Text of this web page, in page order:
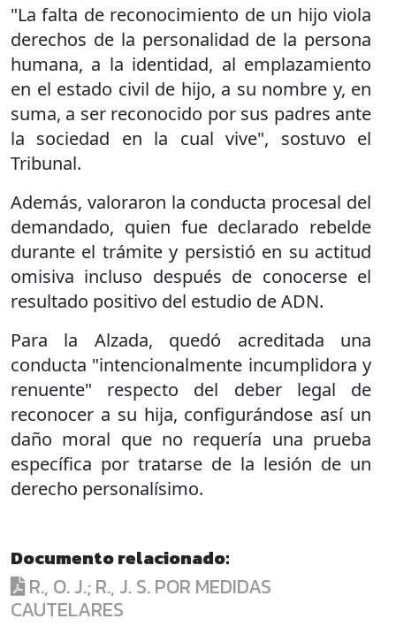
"La falta de reconocimiento de un hijo viola
derechos de la personalidad de la persona
humana, a la identidad, al emplazamiento
en el estado civil de hijo, a su nombre y, en
suma, a ser reconocido por sus padres ante
la sociedad en la cual vive", sostuvo el
Tribunal.
Además, valoraron la conducta procesal del
demandado, quien fue declarado rebelde
durante el trámite y persistió en su actitud
omisiva incluso después de conocerse el
resultado positivo del estudio de ADN.
Para la Alzada, quedó acreditada una
conducta "intencionalmente incumplidora y
renuente" respecto del deber legal de
reconocer a su hija, configurándose así un
daño moral que no requería una prueba
específica por tratarse de la lesión de un
derecho personalísimo.
Documento relacionado:
R., O. J.; R., J. S. POR MEDIDAS
CAUTELARES